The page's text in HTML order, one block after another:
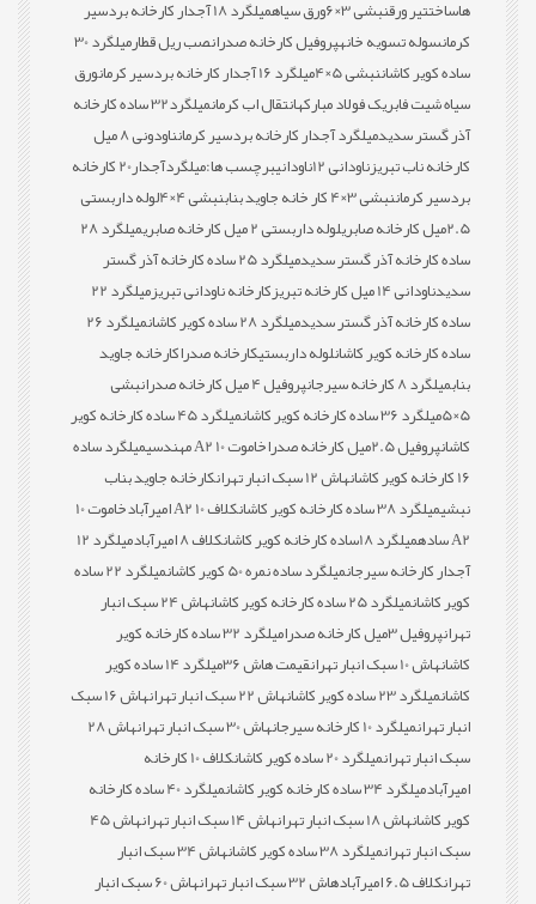
هاساختتیر ورقنبشی 3×6 ورق سیاه
میلگرد 18 آجدار کارخانه بردسیر
کرمانسوله تسویه خانهپروفیل کارخانه صدرانصب ریل قطار
میلگرد 30
ساده کویر کاشاننبشی 5×4 میلگرد 16 آجدار کارخانه بردسیر کرمان
ورق
سیاه شیت فابریک فولاد مبارکهانتقال اب کرمان
میلگرد32 ساده کارخانه
آذر گستر سدیدمیلگرد آجدار کارخانه بردسیر کرمان
ناودونی 8 میل
کارخانه ناب تبریزناودانی 12 ناودانیبرچسب ها:
میلگردآجدار20 کارخانه
بردسیر کرماننبشی 3×4 کار خانه جاوید بناب نبشی 4×4
لوله داربستی
2.5میل کارخانه صابری
لوله داربستی 2 میل کارخانه صابری
میلگرد 28
ساده کارخانه آذر گستر سدید
میلگرد 25 ساده کارخانه آذر گستر
سدیدناودانی 14 میل کارخانه تبریز کارخانه ناودانی تبریز
میلگرد 22
ساده کارخانه آذر گستر سدیدمیلگرد 28 ساده کویر کاشان
میلگرد 26
ساده کارخانه کویر کاشانلوله داربستیکارخانه صدراکارخانه جاوید
بنابمیلگرد 8 کارخانه سیرجان پروفیل 4 میل کارخانه صدرا
نبشی
5×5
میلگرد 36 ساده کارخانه کویر کاشان
میلگرد 45 ساده کارخانه کویر
کاشانپروفیل 2.5میل کارخانه صدرا خاموت 10 A2 مهندسی
میلگرد ساده
16 کارخانه کویر کاشان
هاش 12 سبک انبار تهران
کارخانه جاوید بناب
نبشیمیلگرد 38 ساده کارخانه کویر کاشان کلاف 10 A2 امیرآباد
خاموت 10
A2 ساده
میلگرد 18ساده کارخانه کویر کاشان کلاف 8 امیرآباد
میلگرد 12
آجدار کارخانه سیرجانمیلگرد ساده نمره 50 کویر کاشان
میلگرد 22 ساده
کویر کاشانمیلگرد 25 ساده کارخانه کویر کاشان
هاش 24 سبک انبار
تهرانپروفیل 3میل کارخانه صدرا
میلگرد 32 ساده کارخانه کویر
کاشانهاش 10 سبک انبار تهران قیمت هاش 36
میلگرد 14 ساده کویر
کاشانمیلگرد 23 ساده کویر کاشان هاش 22 سبک انبار تهران
هاش 16 سبک
انبار تهرانمیلگرد 10 کارخانه سیرجان هاش 30 سبک انبار تهران
هاش 28
سبک انبار تهرانمیلگرد 20 ساده کویر کاشان
کلاف 10 کارخانه
امیرآبادمیلگرد 34 ساده کارخانه کویر کاشان
میلگرد 40 ساده کارخانه
کویر کاشانهاش 18 سبک انبار تهران هاش 14 سبک انبار تهران
هاش 45
سبک انبار تهرانمیلگرد 38 ساده کویر کاشان
هاش 34 سبک انبار
تهرانکلاف 6.5 امیرآباد هاش 32 سبک انبار تهران
هاش 60 سبک انبار